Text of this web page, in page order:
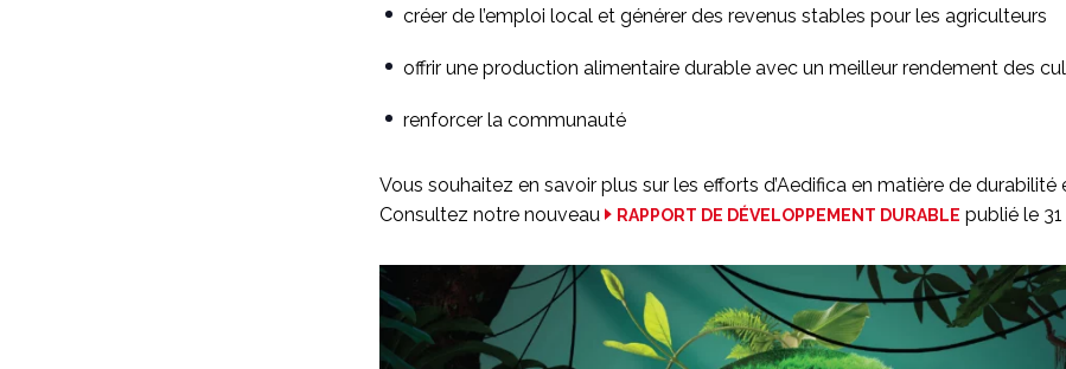
créer de l’emploi local et générer des revenus stables pour les agriculteurs
offrir une production alimentaire durable avec un meilleur rendement des
renforcer la communauté
Vous souhaitez en savoir plus sur les efforts d’Aedifica en matière de durabilité
Consultez notre nouveau
RAPPORT DE DÉVELOPPEMENT DURABLE publié le